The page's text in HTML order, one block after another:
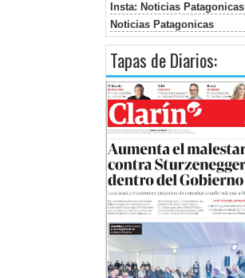
Insta: Noticias Patagonicas
Noticias Patagonicas
Tapas de Diarios: